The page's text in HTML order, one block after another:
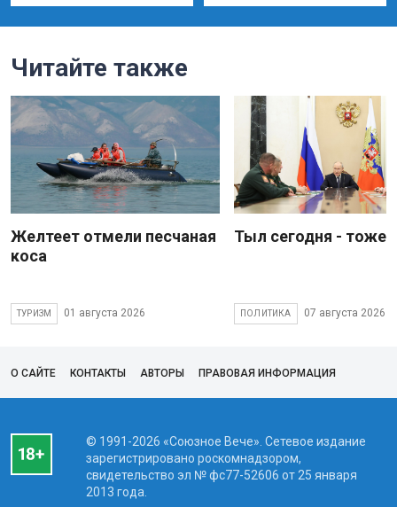
Читайте также
Желтеет отмели песчаная
коса
ТУРИЗМ 01 августа 2026
Тыл сегодня - тоже
ПОЛИТИКА 07 августа 2026
О САЙТЕ КОНТАКТЫ АВТОРЫ ПРАВОВАЯ ИНФОРМАЦИЯ
© 1991-2026 «Союзное Вече». Сетевое издание
зарегистрировано роскомнадзором,
свидетельство эл № фc77-52606 от 25 января
2013 года.